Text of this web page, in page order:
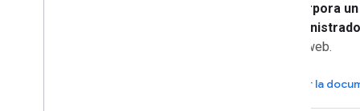
Incorpora
app web.
Ver la